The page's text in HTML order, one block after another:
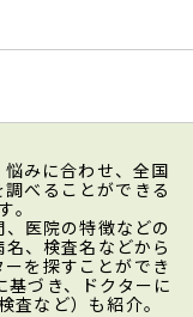
みに合わせ、全国
べることができる
。
医院の特徴などの
、検査名などから
を探すことができ
基づき、ドクターに
査など）も紹介。